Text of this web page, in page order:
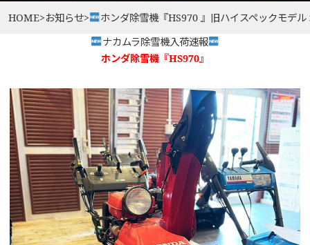
HOME>お知らせ>
ホンダ除雪機『HS970 』旧ハイスペックモデ
ナカムラ除雪機入荷速報
ホンダ除雪機『HS970』